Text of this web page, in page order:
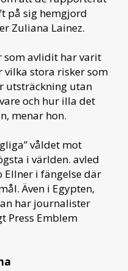
på sig hemgjord
Zuliana Lainez.
som avlidit har varit
vilka stora risker som
utsträckning utan
och hur illa det
menar hon.
våldet mot
i världen. avled
Ellner i fängelse där
Även i Egypten,
har journalister
Press Emblem